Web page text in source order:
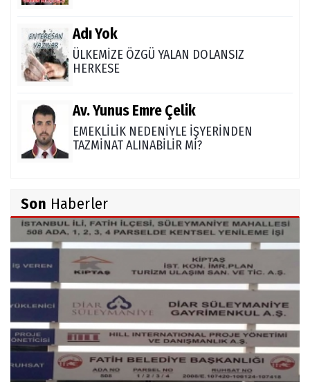
Adı Yok
ÜLKEMİZE ÖZGÜ YALAN DOLANSIZ
HERKESE
Av. Yunus Emre Çelik
EMEKLİLİK NEDENİYLE İŞYERİNDEN
TAZMİNAT ALINABİLİR Mİ?
TÜRK DEVLETLERİ TEŞKİLATI'NI ANLAMAK
M. Şevket Atalay
Nüfus ve Seçmen sayıları tutarsızlığı
Misafir Yazar
Yapay zekâ platformlarında ebeveyn
kontrolü sağlamak
Son Haberler